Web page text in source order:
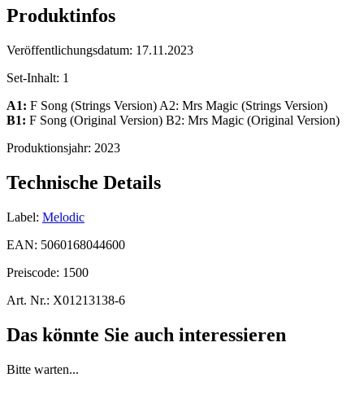
Produktinfos
Veröffentlichungsdatum: 17.11.2023
Set-Inhalt: 1
A1: F Song (Strings Version) A2: Mrs Magic (Strings Version)
B1: F Song (Original Version) B2: Mrs Magic (Original Version)
Produktionsjahr: 2023
Technische Details
Label: Melodic
EAN: 5060168044600
Preiscode: 1500
Art. Nr.: X01213138-6
Das könnte Sie auch interessieren
Bitte warten...